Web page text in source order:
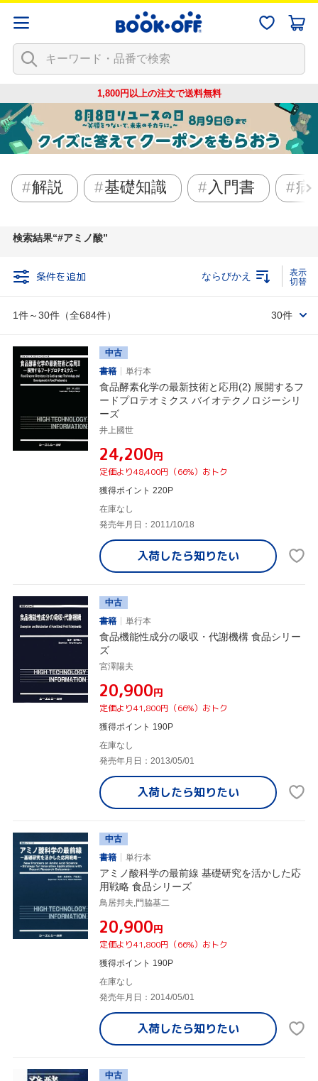
1,800円以上の注文で送料無料
解説 基礎知識 入門書 病
検索結果 #アミノ酸
条件を追加
1件～30件（全684件）
ならびかえ
30件
中古
書籍
単行本
食品酵素化学の最新技術と応用(2) 展開するフ
ードプロテオミクス バイオテクノロジーシリ
ーズ
井上國世
¥24,200円
定価より48,400円（66%）おトク
獲得ポイント 220P
在庫なし
発売年月日：2011/10/18
入荷したら知りたい
中古
書籍
単行本
食品機能性成分の吸収・代謝機構 食品シリー
ズ
宮澤陽夫
¥20,900円
定価より41,800円（66%）おトク
獲得ポイント 190P
在庫なし
発売年月日：2013/05/01
入荷したら知りたい
中古
書籍
単行本
アミノ酸科学の最前線 基礎研究を活かした応
用戦略 食品シリーズ
鳥居邦夫,門脇基二
¥20,900円
定価より41,800円（66%）おトク
獲得ポイント 190P
在庫なし
発売年月日：2014/05/01
入荷したら知りたい
中古